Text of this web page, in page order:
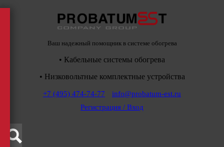
Ваш надежный помощник в системе обогрева
• Кабельные системы обогрева
• Низковольтные комплектные устройства
+7 (495) 474-74-77
info@probatum-est.ru
Регистрация / Вход